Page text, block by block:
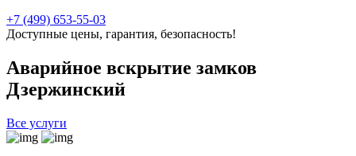
+7 (499) 653-55-03
Доступные цены, гарантия, безопасность!
Аварийное вскрытие замков
Дзержинский
Все услуги